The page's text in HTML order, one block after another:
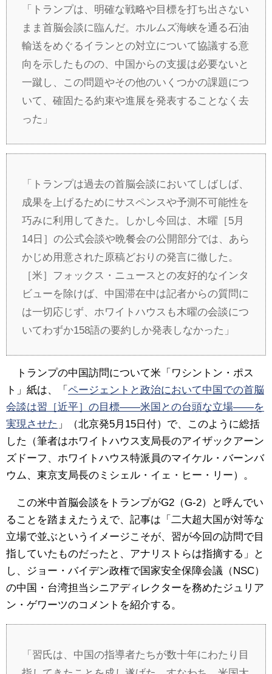
「トランプは、明確な戦略や目標を打ち出さない
まま首脳会談に臨んだ。ホルムズ海峡を通る石油
輸送をめぐるイランとの対立について協議する意
向を示したものの、中国からの支援は必要ないと
一蹴し、この問題やその他のいくつかの課題につ
いて、確固たる約束や進展を発表することなく去
った」
「トランプは過去の首脳会談においてしばしば、
成果を上げるためにサスペンスや予測不可能性を
巧みに利用してきた。しかし今回は、木曜［5月
14日］の公式会談や晩餐会の公開部分では、あら
かじめ用意された原稿どおりの発言に徹した。
［米］フォックス・ニュースとの友好的なインタ
ビューを除けば、中国滞在中は記者からの質問に
は一切応じず、ホワイトハウスも木曜の会談につ
いてわずか158語の要約しか発表しなかった」
トランプの中国訪問について米「ワシントン・ポス
ト」紙は、「 ページェントと政治において中国での首脳
会談は習［近平］の目標――米国との台頭な立場――を
実現させた 」（北京発5月15日付）で、このように総括
した（筆者はホワイトハウス支局長のアイザックアーン
ズドーフ、ホワイトハウス特派員のマイケル・バーンバ
ウム、東京支局長のミシェル・イェ・ヒー・リー）。
この米中首脳会談をトランプがG2（G-2）と呼んでい
ることを踏まえたうえで、記事は「二大超大国が対等な
立場で並ぶというイメージこそが、習が今回の訪問で目
指していたものだったと、アナリストらは指摘する」と
し、ジョー・バイデン政権で国家安全保障会議（NSC）
の中国・台湾担当シニアディレクターを務めたジュリア
ン・ゲワーツのコメントを紹介する。
「習氏は、中国の指導者たちが数十年にわたり目